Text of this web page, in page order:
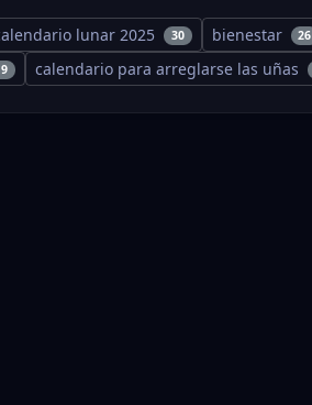
lunar 2025 30 bienestar 26
calendario para arreglarse las uñas